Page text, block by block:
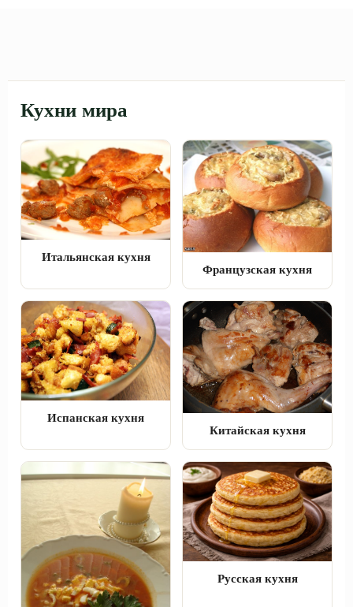
Кухни мира
Итальянская кухня
Французская кухня
Испанская кухня
Китайская кухня
Русская кухня